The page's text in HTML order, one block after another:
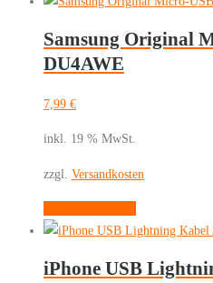
Samsung Original
DU4AWE
7,99 €
inkl. 19 % MwSt.
zzgl. Versandkosten
iPhone USB